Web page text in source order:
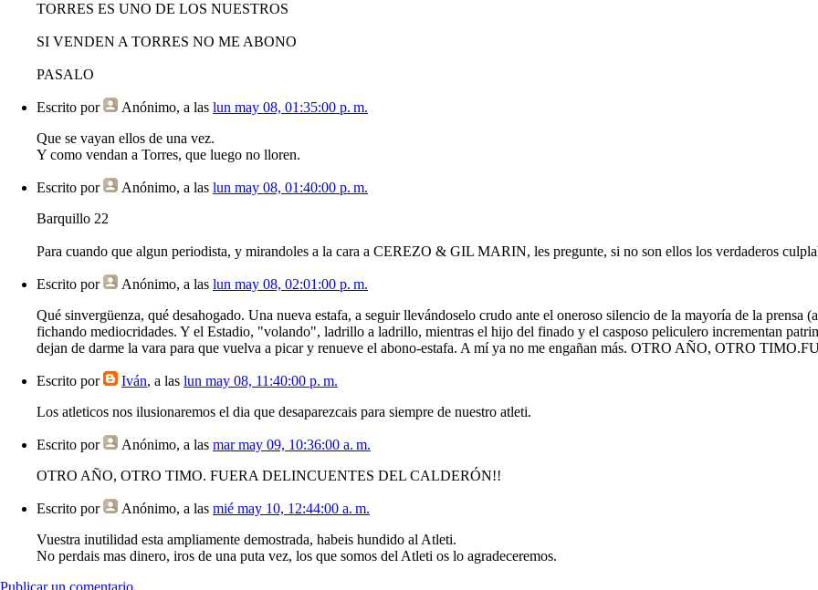
TORRES ES UNO DE LOS NUESTROS
SI VENDEN A TORRES NO ME ABONO
PASALO
Escrito por Anónimo, a las lun may 08, 01:35:00 p. m.
Que se vayan ellos de una vez.
Y como vendan a Torres, que luego no lloren.
Escrito por Anónimo, a las lun may 08, 01:40:00 p. m.
Barquillo 22
Para cuando que algun periodista, y mirandoles a la cara a CEREZO & GIL MARIN, les pregunte, si no son ellos los verdaderos
Escrito por Anónimo, a las lun may 08, 02:01:00 p. m.
Qué sinvergüenza, qué desahogado. Una nueva estafa, a seguir llevándoselo crudo ante el oneroso silencio de la mayoría de la
fichando mediocridades. Y el Estadio, "volando", ladrillo a ladrillo, mientras el hijo del finado y el casposo peliculero incrementan
dejan de darme la vara para que vuelva a picar y renueve el abono-estafa. A mí ya no me engañan más. OTRO AÑO, OTRO
Escrito por Iván, a las lun may 08, 11:40:00 p. m.
Los atleticos nos ilusionaremos el dia que desaparezcais para siempre de nuestro atleti.
Escrito por Anónimo, a las mar may 09, 10:36:00 a. m.
OTRO AÑO, OTRO TIMO. FUERA DELINCUENTES DEL CALDERÓN!!
Escrito por Anónimo, a las mié may 10, 12:44:00 a. m.
Vuestra inutilidad esta ampliamente demostrada, habeis hundido al Atleti.
No perdais mas dinero, iros de una puta vez, los que somos del Atleti os lo agradeceremos.